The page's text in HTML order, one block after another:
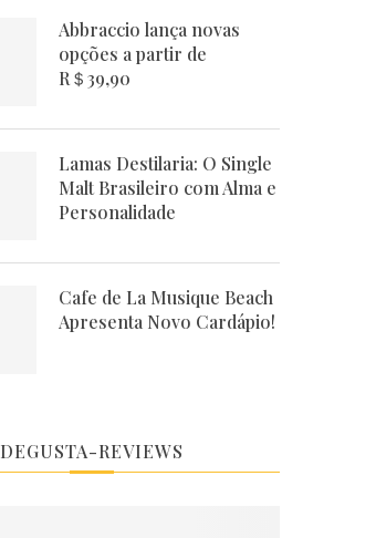
Abbraccio lança novas
opções a partir de
R＄39,90
Lamas Destilaria: O Single
Malt Brasileiro com Alma e
Personalidade
Cafe de La Musique Beach
Apresenta Novo Cardápio!
DEGUSTA-REVIEWS